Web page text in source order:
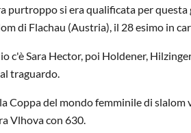
purtroppo si era qualificata per
di Flachau (Austria), il 28 esimo in
c'è Sara Hector, poi Holdener,
traguardo.
Coppa del mondo femminile di
Vlhova con 630.